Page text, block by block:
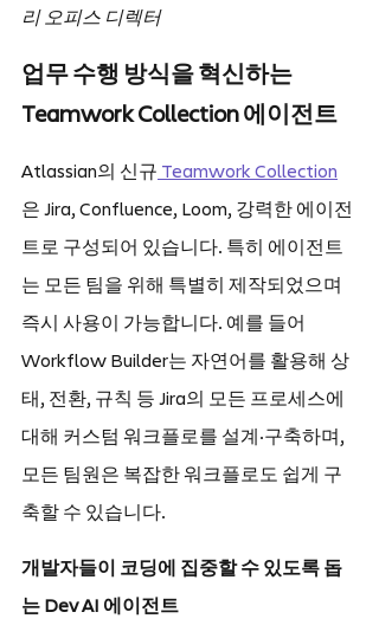
리 오피스 디렉터
업무 수행 방식을 혁신하는
Teamwork Collection 에이전트
Atlassian의 신규 Teamwork Collection
은 Jira, Confluence, Loom, 강력한 에이전
트로 구성되어 있습니다. 특히 에이전트
는 모든 팀을 위해 특별히 제작되었으며
즉시 사용이 가능합니다. 예를 들어
Workflow Builder는 자연어를 활용해 상
태, 전환, 규칙 등 Jira의 모든 프로세스에
대해 커스텀 워크플로를 설계·구축하며,
모든 팀원은 복잡한 워크플로도 쉽게 구
축할 수 있습니다.
개발자들이 코딩에 집중할 수 있도록 돕
는 Dev AI 에이전트